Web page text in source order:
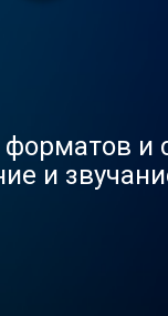
и
и